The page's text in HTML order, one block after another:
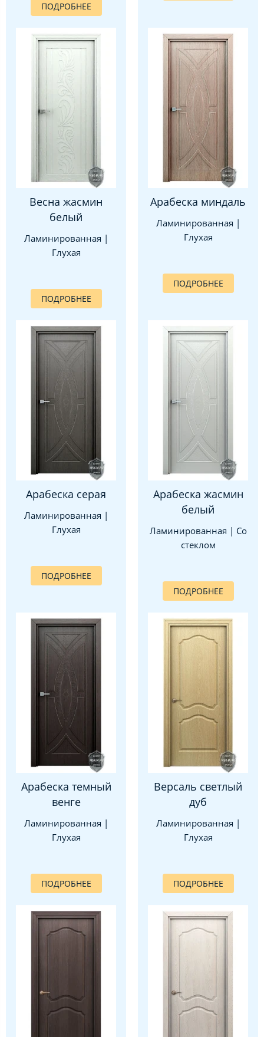
ПОДРОБНЕЕ
Весна жасмин
белый
Ламинированная |
Глухая
ПОДРОБНЕЕ
Арабеска миндаль
Ламинированная |
Глухая
ПОДРОБНЕЕ
Арабеска серая
Ламинированная |
Глухая
ПОДРОБНЕЕ
Арабеска жасмин
белый
Ламинированная | Со
стеклом
ПОДРОБНЕЕ
Арабеска темный
венге
Ламинированная |
Глухая
ПОДРОБНЕЕ
Версаль светлый
дуб
Ламинированная |
Глухая
ПОДРОБНЕЕ